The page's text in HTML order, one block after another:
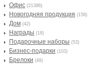
Офис (21386)
Новогодняя продукция (158)
Дом (42)
Награды (18)
Подарочные наборы (53)
Бизнес-подарки (103)
Брелоки (49)